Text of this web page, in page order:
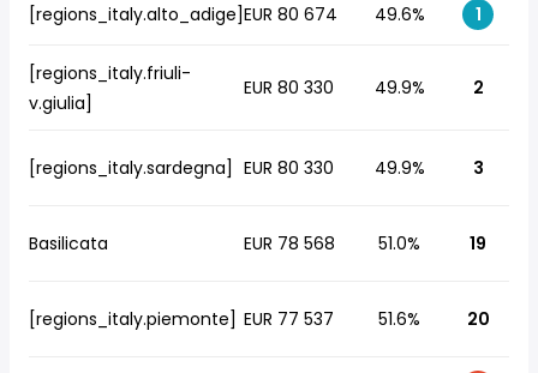
[regions_italy.alto_adige]EUR 80 674 49.6% 1
[regions_italy.friuli-
v.giulia]
EUR 80 330 49.9% 2
[regions_italy.sardegna] EUR 80 330 49.9% 3
Basilicata EUR 78 568 51.0% 19
[regions_italy.piemonte] EUR 77 537 51.6% 20